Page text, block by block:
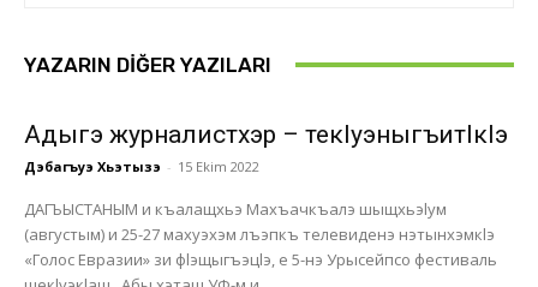
YAZARIN DIĞER YAZILARI
Адыгэ журналистхэр – текlуэныгъитlкlэ
Дэбагъуэ Хьэтызэ - 15 Ekim 2022
ДАГЪЫСТАНЫМ и къалащхьэ Махъачкъалэ шыщхьэlум
(августым) и 25-27 махуэхэм лъэпкъ телевиденэ нэтынхэмкlэ
«Голос Евразии» зи фlэщыгъэцlэ, е 5-нэ Урысейпсо фестиваль